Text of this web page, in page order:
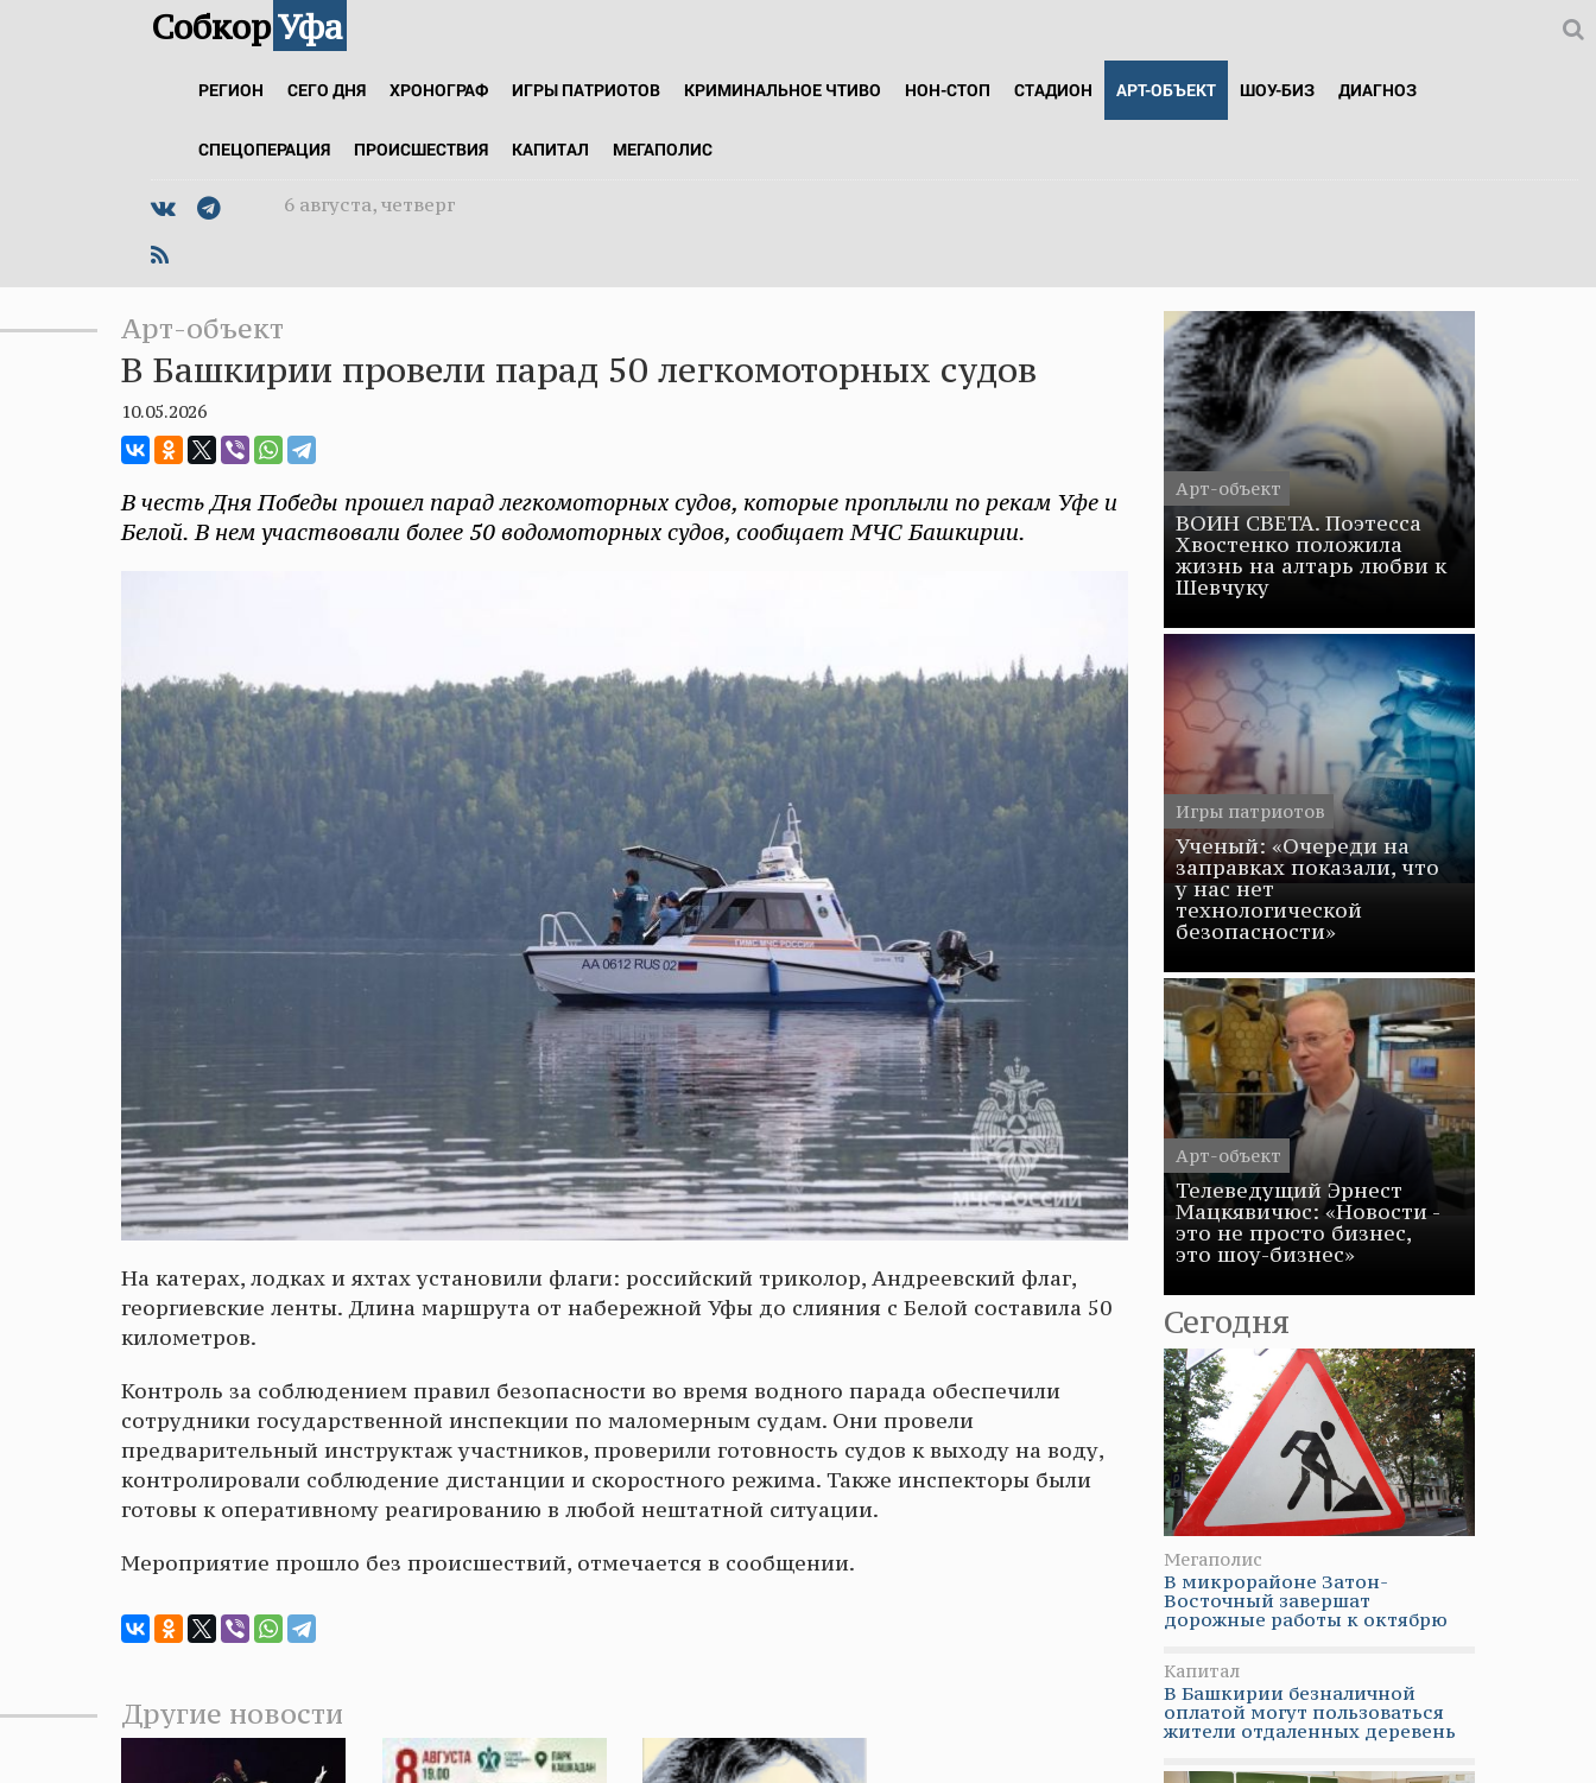
СобкорУфа
РЕГИОН СЕГО ДНЯ ХРОНОГРАФ ИГРЫ ПАТРИОТОВ КРИМИНАЛЬНОЕ ЧТИВО НОН-СТОП СТАДИОН АРТ-ОБЪЕКТ ШОУ-БИЗ ДИАГНОЗ
СПЕЦОПЕРАЦИЯ ПРОИСШЕСТВИЯ КАПИТАЛ МЕГАПОЛИС
6 августа, четверг
Арт-объект
В Башкирии провели парад 50 легкомоторных судов
10.05.2026
В честь Дня Победы прошел парад легкомоторных судов, которые проплыли по рекам Уфе и
Белой. В нем участвовали более 50 водомоторных судов, сообщает МЧС Башкирии.
На катерах, лодках и яхтах установили флаги: российский триколор, Андреевский флаг,
георгиевские ленты. Длина маршрута от набережной Уфы до слияния с Белой составила 50
километров.
Контроль за соблюдением правил безопасности во время водного парада обеспечили
сотрудники государственной инспекции по маломерным судам. Они провели
предварительный инструктаж участников, проверили готовность судов к выходу на воду,
контролировали соблюдение дистанции и скоростного режима. Также инспекторы были
готовы к оперативному реагированию в любой нештатной ситуации.
Мероприятие прошло без происшествий, отмечается в сообщении.
Другие новости
Арт-объект
ВОИН СВЕТА. Поэтесса
Хвостенко положила
жизнь на алтарь любви к
Шевчуку
Игры патриотов
Ученый: «Очереди на
заправках показали, что
у нас нет
технологической
безопасности»
Арт-объект
Телеведущий Эрнест
Мацкявичюс: «Новости -
это не просто бизнес,
это шоу-бизнес»
Сегодня
Мегаполис
В микрорайоне Затон-
Восточный завершат
дорожные работы к октябрю
Капитал
В Башкирии безналичной
оплатой могут пользоваться
жители отдаленных деревень